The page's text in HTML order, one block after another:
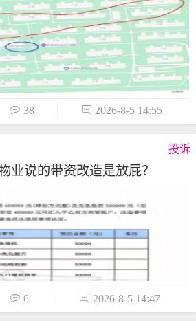
 38  2026-8-5 14:55
投诉
业说的带资改造是放屁？
 6  2026-8-5 14:47